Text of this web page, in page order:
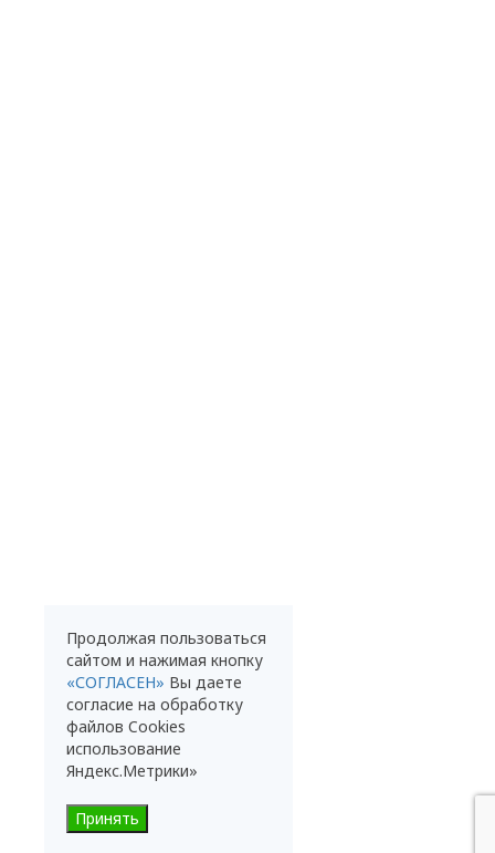
Продолжая пользоваться
сайтом и нажимая кнопку
«СОГЛАСЕН» Вы даете
согласие на обработку
файлов Cookies
использование
Яндекс.Метрики»
Принять